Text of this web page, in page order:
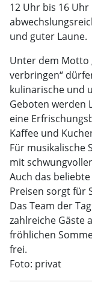
12 Uhr bis 16
und guter Laune.
Unter dem Motto
verbringen“
kulinarische und
Geboten werden
eine
Kaffee und
Für musikalische
mit
Auch das
Preisen sorgt für
Das Team der
zahlreiche Gäste
fröhlichen
frei.
Foto: privat